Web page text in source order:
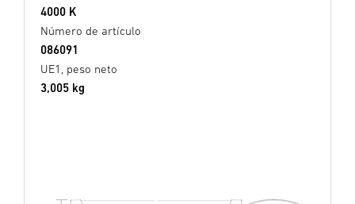
4000 K
Número de artículo
086091
UE1, peso neto
3,005 kg